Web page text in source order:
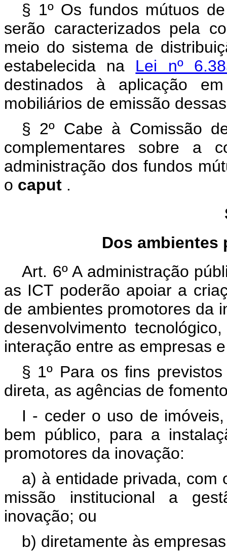
§ 1º Os fundos mútuos
serão caracterizados pela
meio do sistema de
estabelecida na Lei nº
destinados à aplicação
mobiliários de emissão
§ 2º Cabe à Comissão
complementares sobre a
administração dos fundos
o caput .
Dos ambientes
Art. 6º A administração
as ICT poderão apoiar a
de ambientes promotores da
desenvolvimento
interação entre as empresas
§ 1º Para os fins
direta, as agências de
I - ceder o uso de
bem público, para a
promotores da inovação:
a) à entidade privada, com
missão institucional a
inovação; ou
b) diretamente às